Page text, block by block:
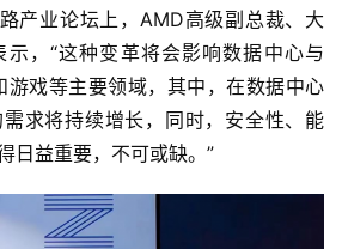
产业论坛上，AMD高级副总裁、大
，“这种变革将会影响数据中心与
游戏等主要领域，其中，在数据中心
求将持续增长，同时，安全性、能
日益重要，不可或缺。”